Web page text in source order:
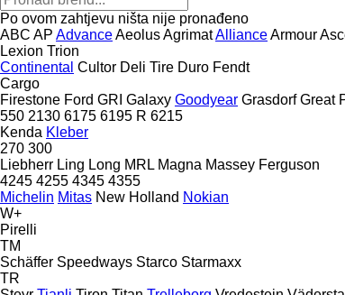
Po ovom zahtjevu ništa nije pronađeno
ABC AP AdvanceAeolusAgrimatAllianceArmour
Lexion Trion
Continental Cultor Deli Tire Duro Fendt
Cargo
Firestone Ford GRI Galaxy Goodyear Grasdorf Great
550 2130 6175 6195 R 6215
Kenda Kleber
270 300
Liebherr Ling Long MRL Magna Massey Ferguson
4245 4255 4345 4355
Michelin Mitas New Holland Nokian
W+
Pirelli
TM
Schäffer Speedways Starco Starmaxx
TR